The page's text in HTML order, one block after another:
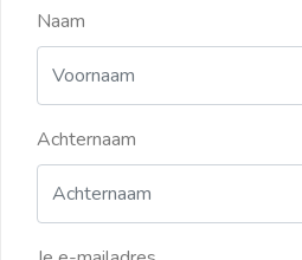
Naam
Achternaam